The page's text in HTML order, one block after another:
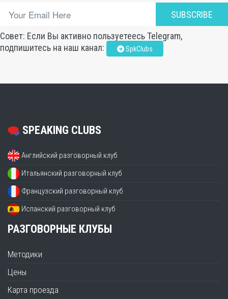
SUBSCRIBE
Совет: Если Вы активно пользуетеесь Telegram,
подпишитесь на наш канал:
SpkClubs
SPEAKING CLUBS
Английский разговорный клуб
Итальянский разговорный клуб
Французский разговорный клуб
Испанский разговорный клуб
РАЗГОВОРНЫЕ КЛУБЫ
Методики
Цены
Карта проезда